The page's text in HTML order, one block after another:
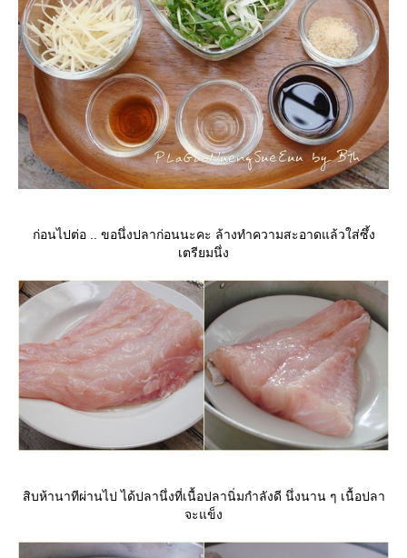
ก่อนไปต่อ .. ขอนึ่งปลาก่อนนะคะ ล้างทำความสะอาดแล้วใส่ซึ้ง
เตรียมนึ่ง
สิบห้านาทีผ่านไป ได้ปลานึ่งที่เนื้อปลานิ่มกำลังดี นึ่งนาน ๆ เนื้อปลา
จะแข็ง